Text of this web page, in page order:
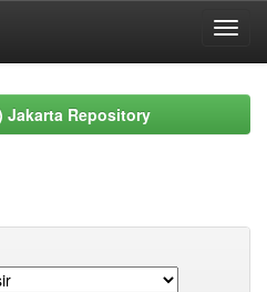
Jakarta Repository